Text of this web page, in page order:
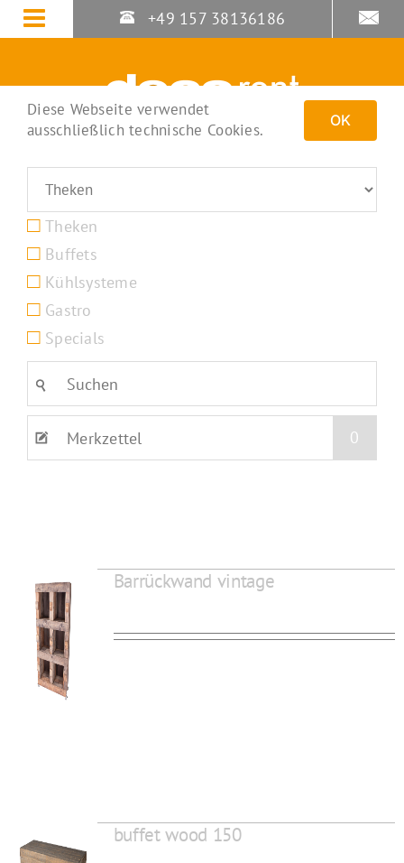
Zum
Inhalt
+49 157 38136186
Theken
Buffets
Kühlsysteme
Gastro
Specials
Merkzettel 0
Barrückwand vintage
buffet wood 150
Diese Webseite verwendet
ausschließlich technische Cookies.
OK